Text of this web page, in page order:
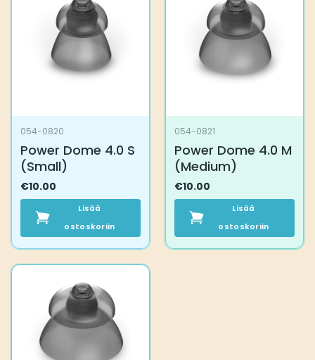
054-0820
Power Dome 4.0 S
(Small)
€10.00
Lisää
ostoskoriin
054-0821
Power Dome 4.0 M
(Medium)
€10.00
Lisää
ostoskoriin